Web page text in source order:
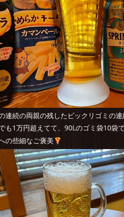
連続の両親の残したビックリゴミの
も1万円超えてて、90Lのゴミ袋10袋
の些細なご褒美